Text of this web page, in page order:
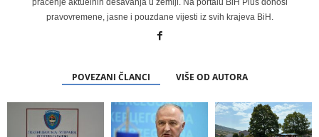
praćenje aktuelnih dešavanja u zemlji. Na portalu BiH Plus donosi
pravovremene, jasne i pouzdane vijesti iz svih krajeva BiH.
POVEZANI ČLANCI VIŠE OD AUTORA